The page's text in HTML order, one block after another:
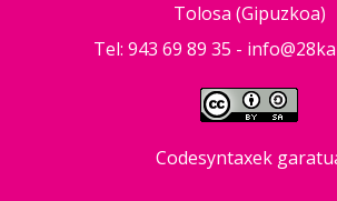
Tolosa (Gipuzkoa)
Tel: 943 69 89 35 -
Codesyntaxek